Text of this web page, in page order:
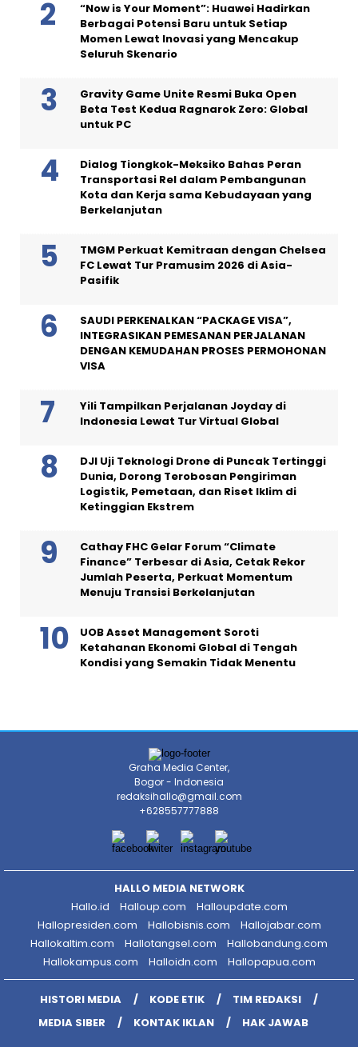
“Now is Your Moment”: Huawei Hadirkan
Berbagai Potensi Baru untuk Setiap
Momen Lewat Inovasi yang Mencakup
Seluruh Skenario
Gravity Game Unite Resmi Buka Open
Beta Test Kedua Ragnarok Zero: Global
untuk PC
Dialog Tiongkok-Meksiko Bahas Peran
Transportasi Rel dalam Pembangunan
Kota dan Kerja sama Kebudayaan yang
Berkelanjutan
TMGM Perkuat Kemitraan dengan Chelsea
FC Lewat Tur Pramusim 2026 di Asia-
Pasifik
SAUDI PERKENALKAN “PACKAGE VISA”,
INTEGRASIKAN PEMESANAN PERJALANAN
DENGAN KEMUDAHAN PROSES PERMOHONAN
VISA
Yili Tampilkan Perjalanan Joyday di
Indonesia Lewat Tur Virtual Global
DJI Uji Teknologi Drone di Puncak Tertinggi
Dunia, Dorong Terobosan Pengiriman
Logistik, Pemetaan, dan Riset Iklim di
Ketinggian Ekstrem
Cathay FHC Gelar Forum “Climate
Finance” Terbesar di Asia, Cetak Rekor
Jumlah Peserta, Perkuat Momentum
Menuju Transisi Berkelanjutan
UOB Asset Management Soroti
Ketahanan Ekonomi Global di Tengah
Kondisi yang Semakin Tidak Menentu
Graha Media Center,
Bogor - Indonesia
redaksihallo@gmail.com
+628557777888
HALLO MEDIA NETWORK
Hallo.id
Halloup.com
Halloupdate.com
Hallopresiden.com
Hallobisnis.com
Hallojabar.com
Hallokaltim.com
Hallotangsel.com
Hallobandung.com
Hallokampus.com
Halloidn.com Hallopapua.com
HISTORI MEDIA KODE ETIK
TIM REDAKSI
MEDIA SIBER
KONTAK IKLAN HAK JAWAB